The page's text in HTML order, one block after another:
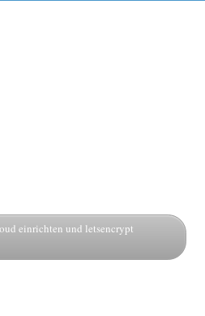
einrichten und letsencrypt